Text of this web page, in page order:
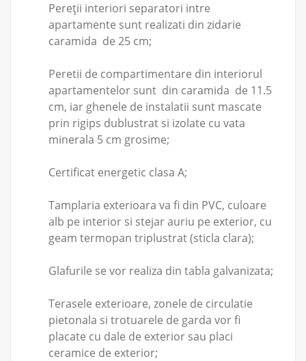
Pereţii interiori separatori intre
apartamente sunt realizati din zidarie
caramida de 25 cm;
Peretii de compartimentare din interiorul
apartamentelor sunt din caramida de 11.5
cm, iar ghenele de instalatii sunt mascate
prin rigips dublustrat si izolate cu vata
minerala 5 cm grosime;
Certificat energetic clasa A;
Tamplaria exterioara va fi din PVC, culoare
alb pe interior si stejar auriu pe exterior, cu
geam termopan triplustrat (sticla clara);
Glafurile se vor realiza din tabla galvanizata;
Terasele exterioare, zonele de circulatie
pietonala si trotuarele de garda vor fi
placate cu dale de exterior sau placi
ceramice de exterior;